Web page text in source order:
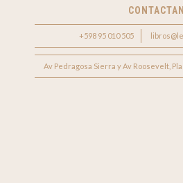
+598 95 010 505
Av Pedragosa Sierra y Av Roosevelt,